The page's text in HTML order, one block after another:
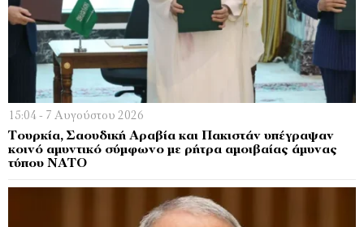
15:04 - 7 Αυγούστου 2026
Τουρκία, Σαουδική Αραβία και Πακιστάν υπέγραψαν
κοινό αμυντικό σύμφωνο με ρήτρα αμοιβαίας άμυνας
τύπου ΝΑΤΟ